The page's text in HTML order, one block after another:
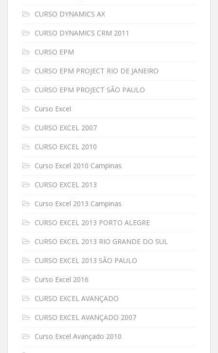
CURSO DYNAMICS AX
CURSO DYNAMICS CRM 2011
CURSO EPM
CURSO EPM PROJECT RIO DE JANEIRO
CURSO EPM PROJECT SÃO PAULO
Curso Excel
CURSO EXCEL 2007
CURSO EXCEL 2010
Curso Excel 2010 Campinas
CURSO EXCEL 2013
Curso Excel 2013 Campinas
CURSO EXCEL 2013 PORTO ALEGRE
CURSO EXCEL 2013 RIO GRANDE DO SUL
CURSO EXCEL 2013 SÃO PAULO
Curso Excel 2016
CURSO EXCEL AVANÇADO
CURSO EXCEL AVANÇADO 2007
Curso Excel Avançado 2010